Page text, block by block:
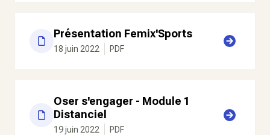
Présentation Femix'Sports
18 juin 2022 PDF
Oser s'engager - Module 1
Distanciel
19 juin 2022 PDF